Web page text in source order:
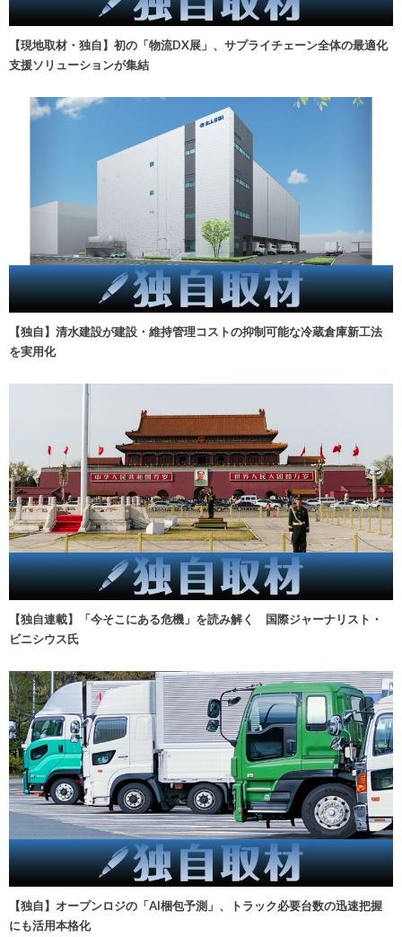
【現地取材・独自】初の「物流DX展」、サプライチェーン全体の最適化
支援ソリューションが集結
【独自】清水建設が建設・維持管理コストの抑制可能な冷蔵倉庫新工法
を実用化
【独自連載】「今そこにある危機」を読み解く 国際ジャーナリスト・
ビニシウス氏
【独自】オープンロジの「AI梱包予測」、トラック必要台数の迅速把握
にも活用本格化